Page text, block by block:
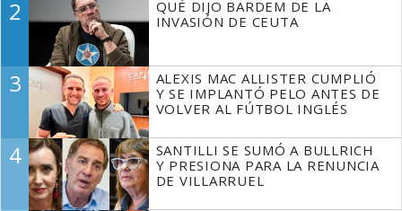
TIENE QUE HACER"
2
QUÉ DIJO BARDEM DE LA
INVASIÓN DE CEUTA
3
ALEXIS MAC ALLISTER CUMPLIÓ
Y SE IMPLANTÓ PELO ANTES DE
VOLVER AL FÚTBOL INGLÉS
4
SANTILLI SE SUMÓ A BULLRICH
Y PRESIONA PARA LA RENUNCIA
DE VILLARRUEL